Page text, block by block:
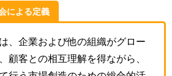
による定義
、企業および他の組織がグロー
顧客との相互理解を得ながら、